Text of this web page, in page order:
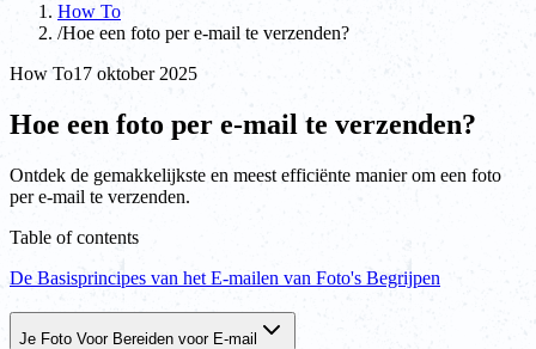
How To
/Hoe een foto per e-mail te verzenden?
How To17 oktober 2025
Hoe een foto per e-mail te verzenden?
Ontdek de gemakkelijkste en meest efficiënte manier om een foto
per e-mail te verzenden.
Table of contents
De Basisprincipes van het E-mailen van Foto's Begrijpen
Je Foto Voor Bereiden voor E-mail